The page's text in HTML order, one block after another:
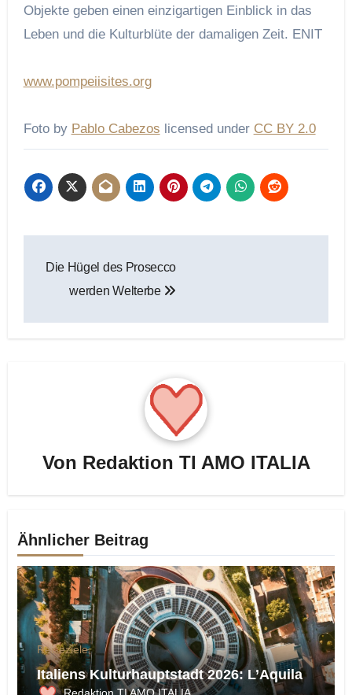
Objekte geben einen einzigartigen Einblick in das
Leben und die Kulturblüte der damaligen Zeit. ENIT
www.pompeiisites.org
Foto by Pablo Cabezos licensed under CC BY 2.0
Die Hügel des Prosecco
werden Welterbe
Von Redaktion TI AMO ITALIA
Ähnlicher Beitrag
Reiseziele
Italiens Kulturhauptstadt 2026: L’Aquila